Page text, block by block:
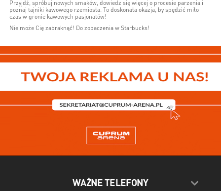
Przyjdź, spróbuj nowych smaków, dowiedz się więcej o procesie parzenia i
poznaj tajniki kawowego rzemiosła. To doskonała okazja, by spędzić miło
czas w gronie kawowych pasjonatów!
Nie może Cię zabraknąć! Do zobaczenia w Starbucks!
WAŻNE TELEFONY